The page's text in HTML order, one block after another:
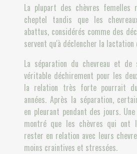
La plupart des chèvres femelles
cheptel tandis que les
abattus, considérés comme des
servent qu'à déclencher la lactation
La séparation du chevreau et
véritable déchirement pour les
la relation très forte pourrait
années. Après la séparation,
en pleurant pendant des jours.
montré que les chèvres qui ont
rester en relation avec leurs
moins craintives et stressées.